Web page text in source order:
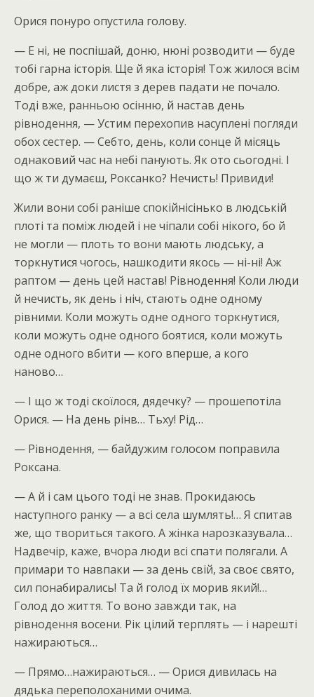
Орися понуро опустила голову.
— Е ні, не поспішай, доню, нюні розводити — буде
тобі гарна історія. Ще й яка історія! Тож жилося всім
добре, аж доки листя з дерев падати не почало.
Тоді вже, ранньою осінню, й настав день
рівнодення, — Устим перехопив насуплені погляди
обох сестер. — Себто, день, коли сонце й місяць
однаковий час на небі панують. Як ото сьогодні. І
що ж ти думаєш, Роксанко? Нечисть! Привиди!
Жили вони собі раніше спокійнісінько в людській
плоті та поміж людей і не чіпали собі нікого, бо й
не могли — плоть то вони мають людську, а
торкнутися чогось, нашкодити якось — ні-ні! Аж
раптом — день цей настав! Рівнодення! Коли люди
й нечисть, як день і ніч, стають одне одному
рівними. Коли можуть одне одного торкнутися,
коли можуть одне одного боятися, коли можуть
одне одного вбити — кого вперше, а кого
наново…
— І що ж тоді скоїлося, дядечку? — прошепотіла
Орися. — На день рінв… Тьху! Рід…
— Рівнодення, — байдужим голосом поправила
Роксана.
— А й і сам цього тоді не знав. Прокидаюсь
наступного ранку — а всі села шумлять!… Я спитав
же, що твориться такого. А жінка нарозказувала…
Надвечір, каже, вчора люди всі спати полягали. А
примари то навпаки — за день свій, за своє свято,
сил понабирались! Та й голод їх морив який!…
Голод до життя. То воно завжди так, на
рівнодення восени. Рік цілий терплять — і нарешті
нажираються…
— Прямо…нажираються… — Орися дивилась на
дядька переполоханими очима.